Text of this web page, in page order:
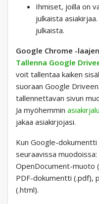
Ihmiset, joilla on
julkaista
julkaista.
Google Chrome -
Tallenna Google
voit tallentaa kaiken
suoraan Google
tallennettavan sivun
Ja myöhemmin
jakaa asiakirjojasi.
Kun Google-
seuraavissa
OpenDocument-muoto
PDF-dokumentti (.pdf),
(.html).